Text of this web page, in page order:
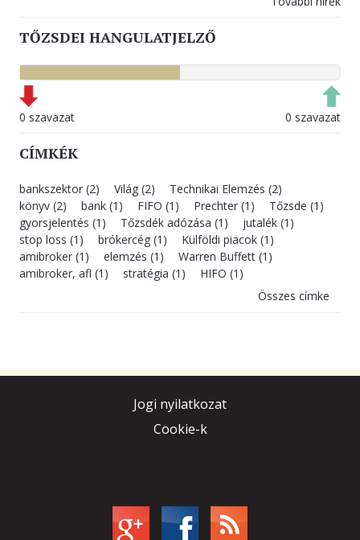
TŐZSDEI HANGULATJELZŐ
0 szavazat 0 szavazat
CÍMKÉK
bankszektor (2) Világ (2)
Technikai Elemzés (2)
könyv (2)
bank (1) FIFO (1) Prechter (1)
Tőzsde (1)
gyorsjelentés (1)
Tőzsdék adózása (1)
jutalék (1)
stop loss (1)
brókercég (1)
Külföldi piacok (1)
amibroker (1)
elemzés (1)
Warren Buffett (1)
amibroker, afl (1)
stratégia (1)
HIFO (1)
Összes címke
Jogi nyilatkozat
Cookie-k